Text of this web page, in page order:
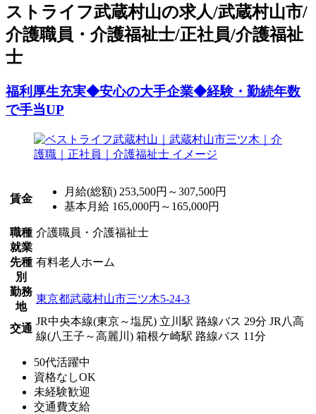
ストライフ武蔵村山の求人/武蔵村山市/
介護職員・介護福祉士/正社員/介護福祉
士
福利厚生充実◆安心の大手企業◆経験・勤続年数
で手当UP
賃金
月給(総額) 253,500円～307,500円
基本月給 165,000円～165,000円
職種 介護職員・介護福祉士
就業
先種
別
有料老人ホーム
勤務
地
東京都武蔵村山市三ツ木5-24-3
交通
JR中央本線(東京～塩尻) 立川駅 路線バス 29分 JR八高
線(八王子～高麗川) 箱根ケ崎駅 路線バス 11分
50代活躍中
資格なしOK
未経験歓迎
交通費支給